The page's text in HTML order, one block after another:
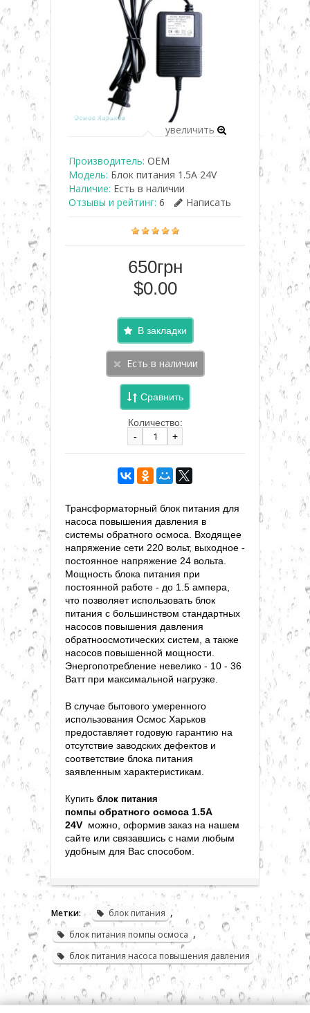
увеличить
Производитель: OEM
Модель: Блок питания 1.5A 24V
Наличие: Есть в наличии
Отзывы и рейтинг: 6 Написать
650грн
$0.00
В закладки
Сравнить
Количество:
-
+
Трансформаторный блок питания для
насоса повышения давления в
системы обратного осмоса. Входящее
напряжение сети 220 вольт, выходное -
постоянное напряжение 24 вольта.
Мощность блока питания при
постоянной работе - до 1.5 ампера,
что позволяет использовать блок
питания с большинством стандартных
насосов повышения давления
обратноосмотических систем, а также
насосов повышенной мощности.
Энергопотребление невелико - 10 - 36
Ватт при максимальной нагрузке.
В случае бытового умеренного
использования Осмос Харьков
предоставляет годовую гарантию на
отсутствие заводских дефектов и
соответствие блока питания
заявленным характеристикам.
Купить блок питания
помпы обратного осмоса 1.5A
24V можно, оформив заказ на нашем
сайте или связавшись с нами любым
удобным для Вас способом
Метки: блок питания ,
блок питания помпы осмоса ,
блок питания насоса повышения давления